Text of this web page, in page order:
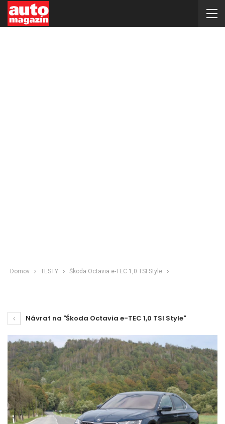
Domov TESTY Škoda Octavia e-TEC 1,0 TSI Style
Návrat na "Škoda Octavia e-TEC 1,0 TSI Style"